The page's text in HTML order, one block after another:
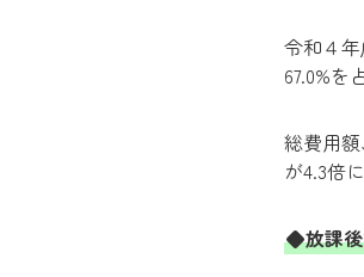
令和４
67.0%を
総費用
が4.3倍
◆放課後